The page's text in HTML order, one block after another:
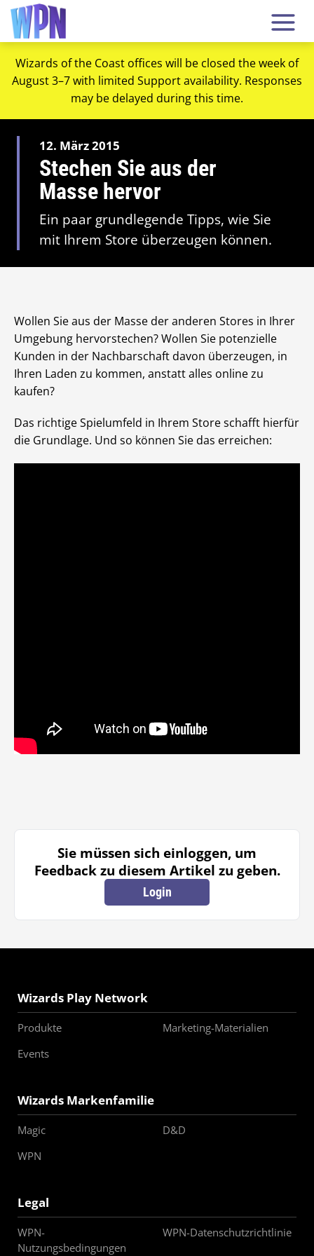
Wizards of the Coast offices will be closed the week of
August 3–7 with limited Support availability. Responses
may be delayed during this time.
12. März 2015
Stechen Sie aus der
Masse hervor
Ein paar grundlegende Tipps, wie Sie
mit Ihrem Store überzeugen können.
Wollen Sie aus der Masse der anderen Stores in Ihrer
Umgebung hervorstechen? Wollen Sie potenzielle
Kunden in der Nachbarschaft davon überzeugen, in
Ihren Laden zu kommen, anstatt alles online zu
kaufen?
Das richtige Spielumfeld in Ihrem Store schafft hierfür
die Grundlage. Und so können Sie das erreichen:
Sie müssen sich einloggen, um
Feedback zu diesem Artikel zu geben.
Login
Wizards Play Network
Produkte
Marketing-Materialien
Events
Wizards Markenfamilie
Magic
D&D
WPN
Legal
WPN-
Nutzungsbedingungen
WPN-Datenschutzrichtlinie